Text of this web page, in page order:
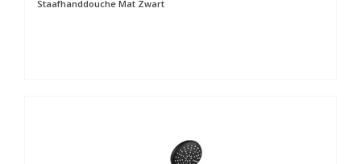
Staafhanddouche Mat Zwart